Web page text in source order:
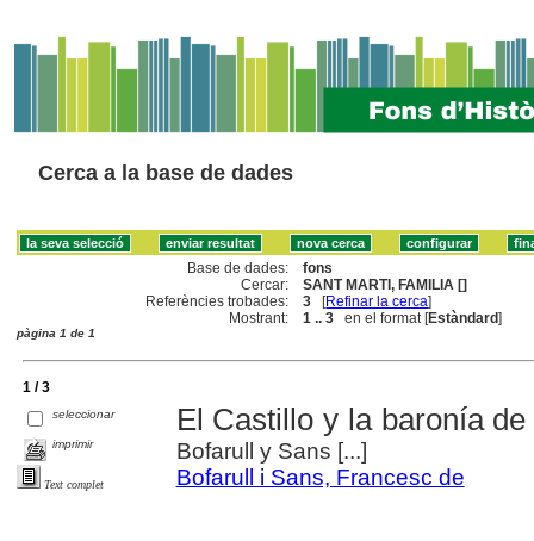
Cerca a la base de dades
Base de dades:
fons
Cercar:
SANT MARTI, FAMILIA []
Referències trobades:
3 [Refinar la cerca]
Mostrant:
1 .. 3 en el format [Estàndard]
pàgina 1 de 1
1 / 3
seleccionar
imprimir
Text complet
El Castillo y la baronía
Bofarull y Sans [...]
Bofarull i Sans, Francesc de